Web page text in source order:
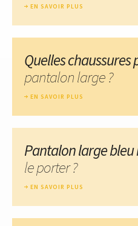
EN SAVOIR PLUS
Quelles chaussures
pantalon large ?
EN SAVOIR PLUS
Pantalon large
le porter ?
EN SAVOIR PLUS